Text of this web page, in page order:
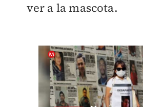
ver a la mascota.